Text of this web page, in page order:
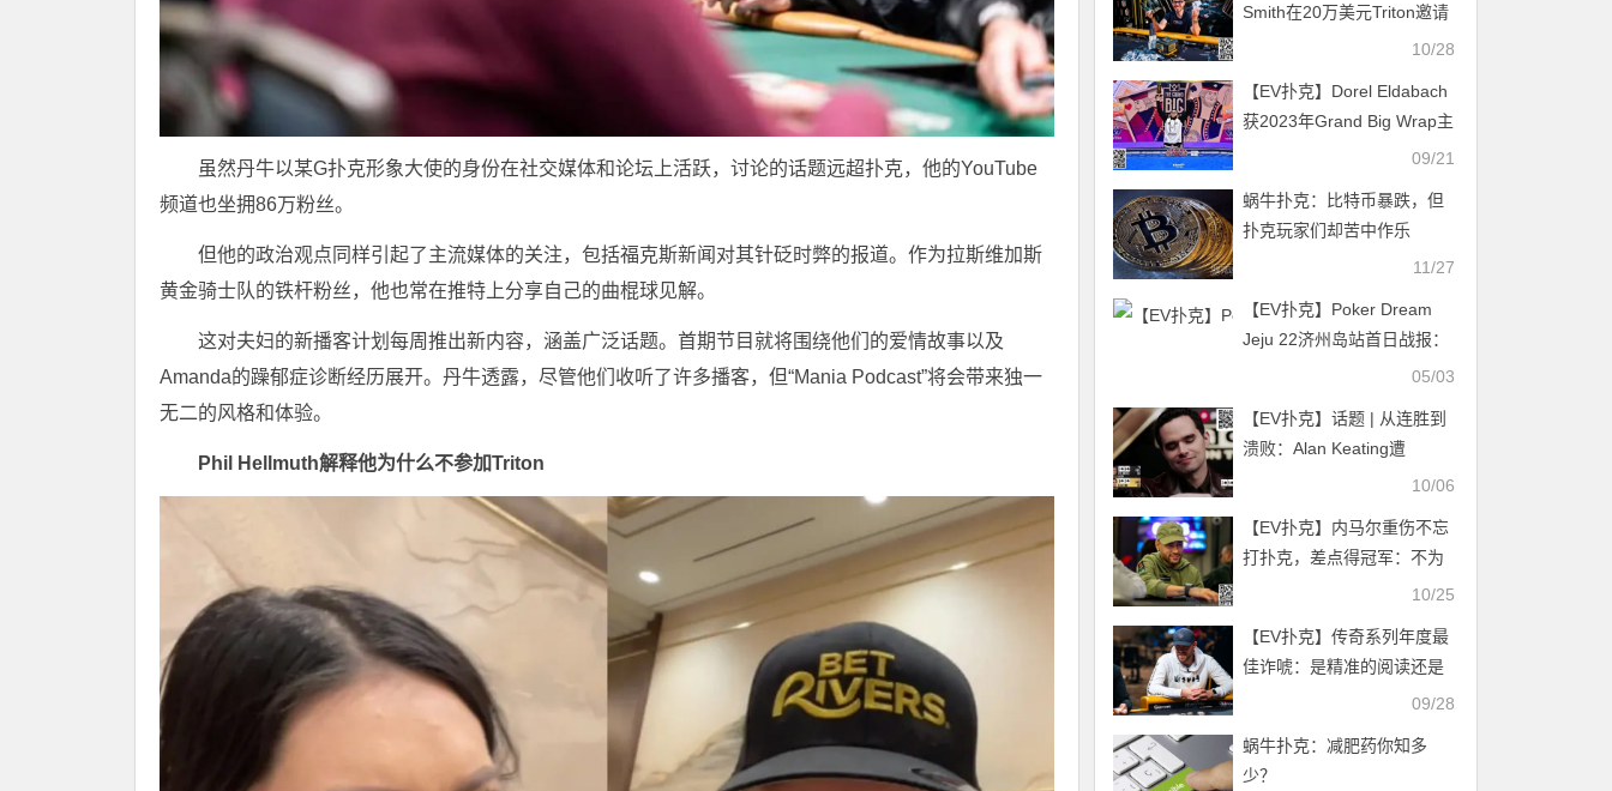
虽然丹牛以某G扑克形象大使的身份在社交媒体和论坛上活跃，讨论的话题远超扑克，他的YouTube
频道也坐拥86万粉丝。
但他的政治观点同样引起了主流媒体的关注，包括福克斯新闻对其针砭时弊的报道。作为拉斯维加斯
黄金骑士队的铁杆粉丝，他也常在推特上分享自己的曲棍球见解。
这对夫妇的新播客计划每周推出新内容，涵盖广泛话题。首期节目就将围绕他们的爱情故事以及
Amanda的躁郁症诊断经历展开。丹牛透露，尽管他们收听了许多播客，但“Mania Podcast”将会带来独一
无二的风格和体验。
Phil Hellmuth解释他为什么不参加Triton
Smith在20万美元Triton邀请
赛夺冠，Elton Tsang获第三
10/28
【EV扑克】Dorel Eldabach
获2023年Grand Big Wrap主
赛冠军 第八届扑克大师赛于
09/21
蜗牛扑克：比特币暴跌，但
扑克玩家们却苦中作乐
11/27
【EV扑克】Poker Dream
Jeju 22济州岛站首日战报：
中国选手横扫赛场，包揽4个
05/03
【EV扑克】话题 | 从连胜到
溃败：Alan Keating遭
Veldhuis重创，盈利榜易主
10/06
【EV扑克】内马尔重伤不忘
打扑克，差点得冠军：不为
10/25
【EV扑克】传奇系列年度最
佳诈唬：是精准的阅读还是
09/28
蜗牛扑克：减肥药你知多
少？